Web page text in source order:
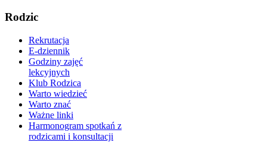
Rodzic
Rekrutacja
E-dziennik
Godziny zajęć
lekcyjnych
Klub Rodzica
Warto wiedzieć
Warto znać
Ważne linki
Harmonogram spotkań z
rodzicami i konsultacji